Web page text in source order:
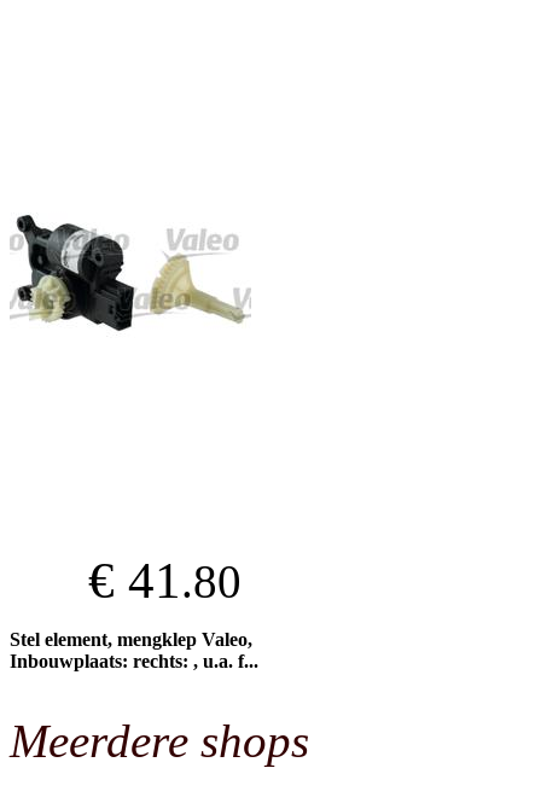
€ 41.80
Stel element, mengklep Valeo,
Inbouwplaats: rechts: , u.a. f...
Meerdere shops